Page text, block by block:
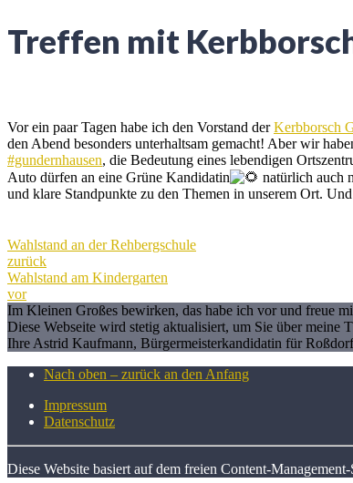
Treffen mit
Vor ein paar Tagen habe ich den Vorstand derKerbborsch
den Abend besonders unterhaltsam gemacht! Aber wir
#gundernhausen, die Bedeutung eines lebendigen
Auto dürfen an eine Grüne Kandidatin
natürlich auch
und klare Standpunkte zu den Themen in unserem Ort.
Wahlstand an der Rehbergschule
zurück
Wahlstand am Kindergarten
vor
Im Kleinen Großes bewirken, das habe ich vor und freue
Diese Webseite wird stetig aktualisiert, um Sie über meine
Ihre Astrid Kaufmann, Bürgermeisterkandidatin für
Nach oben – zurück an den Anfang
Impressum
Datenschutz
Diese Website basiert auf dem freien Content-Management-